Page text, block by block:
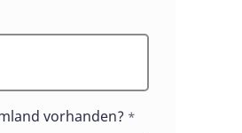
vorhanden? *